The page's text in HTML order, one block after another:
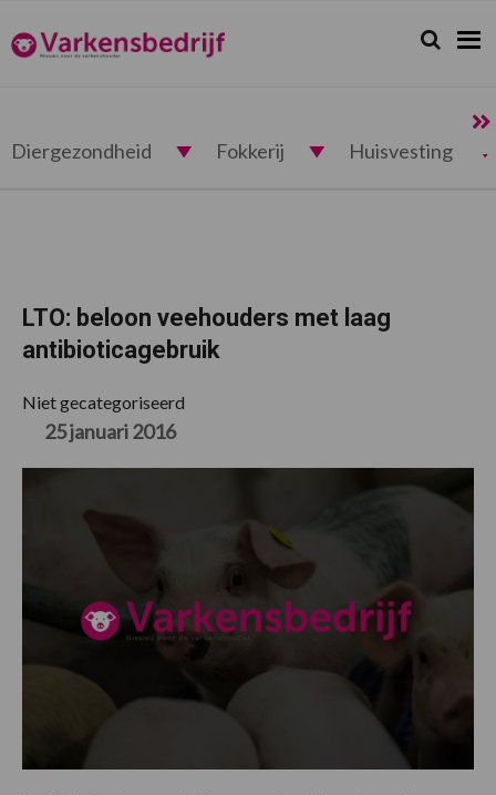
de
hoofdnavigatie
de
hoofd
de
eerste
de
voettekst
Varkensbedrijf.nl Zoeken...
Zoek
Diergezondheid Fokkerij Huisvesting
LTO: beloon veehouders met laag
antibioticagebruik
Niet gecategoriseerd
25 januari 2016